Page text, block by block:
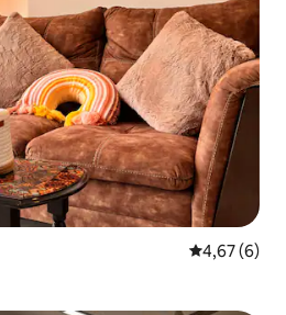
Évaluation
4,67 (6)